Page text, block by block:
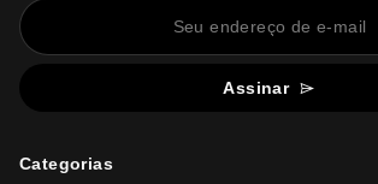
Assinar
Categorias